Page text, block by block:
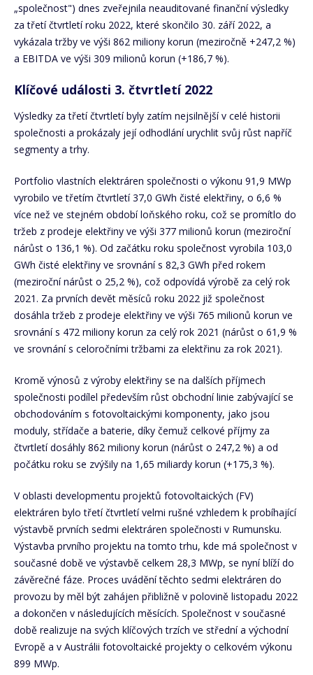
„společnost") dnes zveřejnila neauditované finanční výsledky
za třetí čtvrtletí roku 2022, které skončilo 30. září 2022, a
vykázala tržby ve výši 862 miliony korun (meziročně +247,2 %)
a EBITDA ve výši 309 milionů korun (+186,7 %).
Klíčové události 3. čtvrtletí 2022
Výsledky za třetí čtvrtletí byly zatím nejsilnější v celé historii
společnosti a prokázaly její odhodlání urychlit svůj růst napříč
segmenty a trhy.
Portfolio vlastních elektráren společnosti o výkonu 91,9 MWp
vyrobilo ve třetím čtvrtletí 37,0 GWh čisté elektřiny, o 6,6 %
více než ve stejném období loňského roku, což se promítlo do
tržeb z prodeje elektřiny ve výši 377 milionů korun (meziroční
nárůst o 136,1 %). Od začátku roku společnost vyrobila 103,0
GWh čisté elektřiny ve srovnání s 82,3 GWh před rokem
(meziroční nárůst o 25,2 %), což odpovídá výrobě za celý rok
2021. Za prvních devět měsíců roku 2022 již společnost
dosáhla tržeb z prodeje elektřiny ve výši 765 milionů korun ve
srovnání s 472 miliony korun za celý rok 2021 (nárůst o 61,9 %
ve srovnání s celoročními tržbami za elektřinu za rok 2021).
Kromě výnosů z výroby elektřiny se na dalších příjmech
společnosti podílel především růst obchodní linie zabývající se
obchodováním s fotovoltaickými komponenty, jako jsou
moduly, střídače a baterie, díky čemuž celkové příjmy za
čtvrtletí dosáhly 862 miliony korun (nárůst o 247,2 %) a od
počátku roku se zvýšily na 1,65 miliardy korun (+175,3 %).
V oblasti developmentu projektů fotovoltaických (FV)
elektráren bylo třetí čtvrtletí velmi rušné vzhledem k probíhající
výstavbě prvních sedmi elektráren společnosti v Rumunsku.
Výstavba prvního projektu na tomto trhu, kde má společnost v
současné době ve výstavbě celkem 28,3 MWp, se nyní blíží do
závěrečné fáze. Proces uvádění těchto sedmi elektráren do
provozu by měl být zahájen přibližně v polovině listopadu 2022
a dokončen v následujících měsících. Společnost v současné
době realizuje na svých klíčových trzích ve střední a východní
Evropě a v Austrálii fotovoltaické projekty o celkovém výkonu
899 MWp.